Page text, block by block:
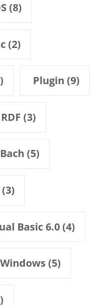
(8)
(2)
Plugin (9)
RDF (3)
(5)
(3)
Basic 6.0(4)
Windows(5)